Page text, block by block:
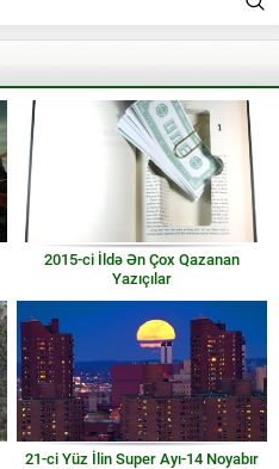
2015-ci İldə Ən Çox Qazanan
Yazıçılar
21-ci Yüz İlin Super Ayı-14 Noyabır